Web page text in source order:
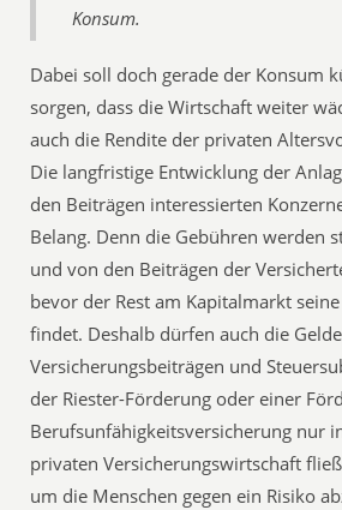
Konsum.
Dabei soll doch gerade der Konsum
sorgen, dass die Wirtschaft weiter
auch die Rendite der privaten
Die langfristige Entwicklung der
den Beiträgen interessierten
Belang. Denn die Gebühren werden
und von den Beiträgen der
bevor der Rest am Kapitalmarkt
findet. Deshalb dürfen auch die
Versicherungsbeiträgen und
der Riester-Förderung oder einer
Berufsunfähigkeitsversicherung nur
privaten Versicherungswirtschaft
um die Menschen gegen ein Risiko